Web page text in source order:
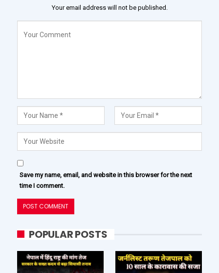
Your email address will not be published.
Save my name, email, and website in this browser for the next
time I comment.
POPULAR POSTS